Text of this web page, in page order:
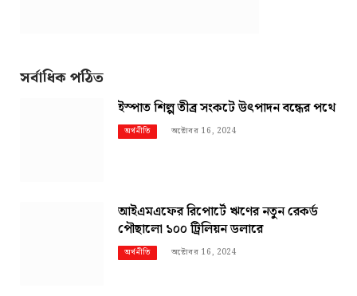
সর্বাধিক পঠিত
ইস্পাত শিল্প তীব্র সংকটে উৎপাদন বন্ধের পথে
অর্থনীতি অক্টোবর 16, 2024
আইএমএফের রিপোর্টে ঋণের নতুন রেকর্ড
পৌছালো ১০০ ট্রিলিয়ন ডলারে
অর্থনীতি অক্টোবর 16, 2024